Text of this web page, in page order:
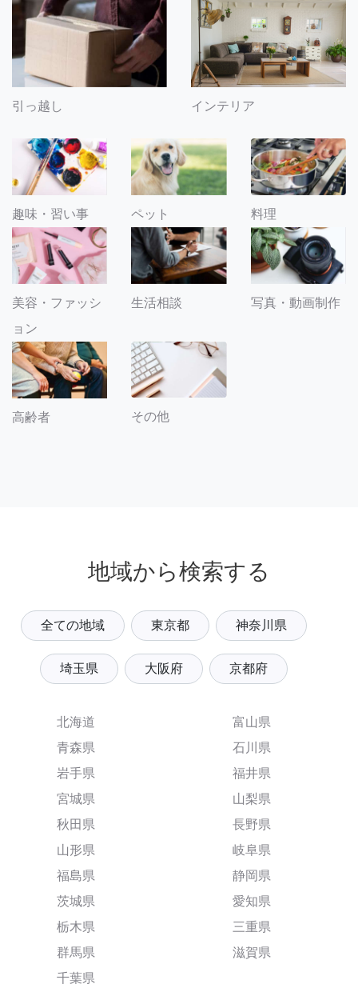
引っ越し インテリア
趣味・習い事 ペット 料理
美容・ファッシ
ョン
生活相談 写真・動画制作
高齢者 その他
地域から検索する
全ての地域 東京都 神奈川県
埼玉県 大阪府 京都府
北海道
青森県
岩手県
宮城県
秋田県
山形県
福島県
茨城県
栃木県
群馬県
千葉県
富山県
石川県
福井県
山梨県
長野県
岐阜県
静岡県
愛知県
三重県
滋賀県